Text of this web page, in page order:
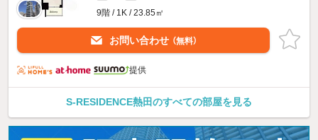
9階 / 1K / 23.85㎡
お問い合わせ （無料）
提供
S-RESIDENCE熱田のすべての部屋を見る